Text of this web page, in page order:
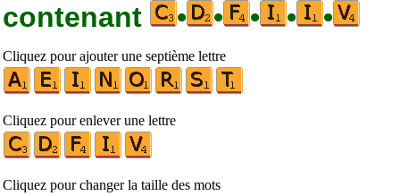
contenant
• • • • •
Cliquez pour ajouter une septième lettre
Cliquez pour enlever une lettre
Cliquez pour changer la taille des mots